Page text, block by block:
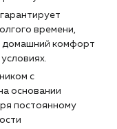
гарантирует
времени,
домашний комфорт
с
основании
постоянному